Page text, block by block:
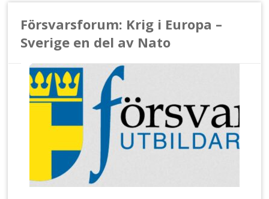
Försvarsforum: Krig i Europa –
Sverige en del av Nato